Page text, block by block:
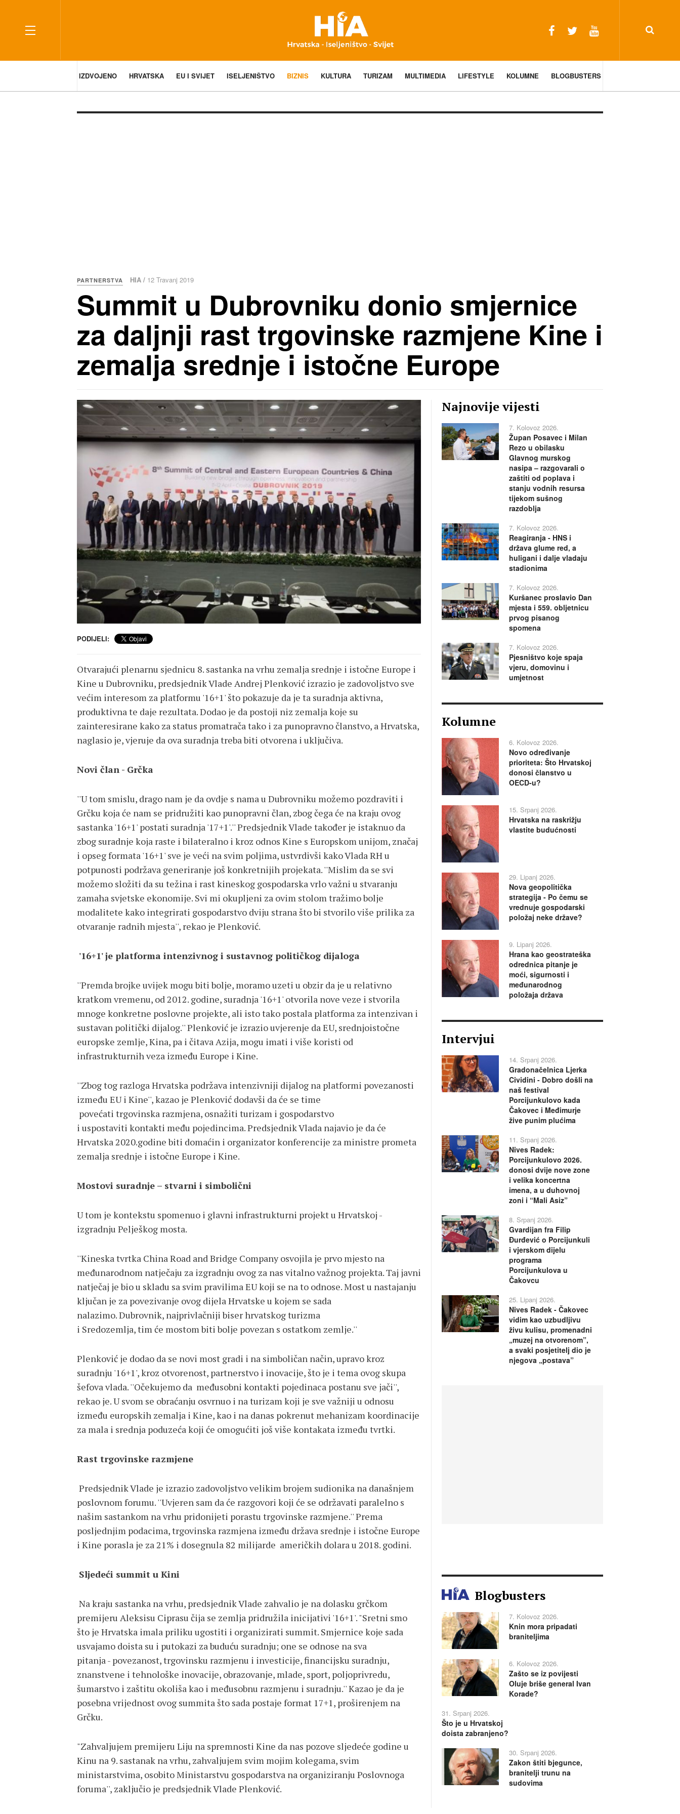
IZDVOJENO HRVATSKA EU I SVIJET ISELJENIŠTVO BIZNIS KULTURA TURIZAM MULTIMEDIA LIFESTYLE KOLUMNE BLOGBUSTERS
PARTNERSTVA HIA / 12 Travanj 2019
Summit u Dubrovniku donio smjernice
za daljnji rast trgovinske razmjene Kine i
zemalja srednje i istočne Europe
PODIJELI:
Otvarajući plenarnu sjednicu 8. sastanka na vrhu zemalja srednje i istočne Europe i
Kine u Dubrovniku, predsjednik Vlade Andrej Plenković izrazio je zadovoljstvo sve
većim interesom za platformu '16+1' što pokazuje da je ta suradnja aktivna,
produktivna te daje rezultata. Dodao je da postoji niz zemalja koje su
zainteresirane kako za status promatrača tako i za punopravno članstvo, a Hrvatska,
naglasio je, vjeruje da ova suradnja treba biti otvorena i uključiva.
Novi član - Grčka
''U tom smislu, drago nam je da ovdje s nama u Dubrovniku možemo pozdraviti i
Grčku koja će nam se pridružiti kao punopravni član, zbog čega će na kraju ovog
sastanka '16+1' postati suradnja '17+1'.'' Predsjednik Vlade također je istaknuo da
zbog suradnje koja raste i bilateralno i kroz odnos Kine s Europskom unijom, značaj
i opseg formata '16+1' sve je veći na svim poljima, ustvrdivši kako Vlada RH u
potpunosti podržava generiranje još konkretnijih projekata. ''Mislim da se svi
možemo složiti da su težina i rast kineskog gospodarska vrlo važni u stvaranju
zamaha svjetske ekonomije. Svi mi okupljeni za ovim stolom tražimo bolje
modalitete kako integrirati gospodarstvo dviju strana što bi stvorilo više prilika za
otvaranje radnih mjesta'', rekao je Plenković.
'16+1' je platforma intenzivnog i sustavnog političkog dijaloga
''Premda brojke uvijek mogu biti bolje, moramo uzeti u obzir da je u relativno
kratkom vremenu, od 2012. godine, suradnja '16+1' otvorila nove veze i stvorila
mnoge konkretne poslovne projekte, ali isto tako postala platforma za intenzivan i
sustavan politički dijalog.'' Plenković je izrazio uvjerenje da EU, srednjoistočne
europske zemlje, Kina, pa i čitava Azija, mogu imati i više koristi od
infrastrukturnih veza između Europe i Kine.
''Zbog tog razloga Hrvatska podržava intenzivniji dijalog na platformi povezanosti
između EU i Kine'', kazao je Plenković dodavši da će se time
povećati trgovinska razmjena, osnažiti turizam i gospodarstvo
i uspostaviti kontakti među pojedincima. Predsjednik Vlada najavio je da će
Hrvatska 2020.godine biti domaćin i organizator konferencije za ministre prometa
zemalja srednje i istočne Europe i Kine.
Mostovi suradnje – stvarni i simbolični
U tom je kontekstu spomenuo i glavni infrastrukturni projekt u Hrvatskoj -
izgradnju Pelješkog mosta.
''Kineska tvrtka China Road and Bridge Company osvojila je prvo mjesto na
međunarodnom natječaju za izgradnju ovog za nas vitalno važnog projekta. Taj javni
natječaj je bio u skladu sa svim pravilima EU koji se na to odnose. Most u nastajanju
ključan je za povezivanje ovog dijela Hrvatske u kojem se sada
nalazimo. Dubrovnik, najprivlačniji biser hrvatskog turizma
i Sredozemlja, tim će mostom biti bolje povezan s ostatkom zemlje.''
Plenković je dodao da se novi most gradi i na simboličan način, upravo kroz
suradnju '16+1', kroz otvorenost, partnerstvo i inovacije, što je i tema ovog skupa
šefova vlada. ''Očekujemo da međusobni kontakti pojedinaca postanu sve jači'',
rekao je. U svom se obraćanju osvrnuo i na turizam koji je sve važniji u odnosu
između europskih zemalja i Kine, kao i na danas pokrenut mehanizam koordinacije
za mala i srednja poduzeća koji će omogućiti još više kontakata između tvrtki.
Rast trgovinske razmjene
Predsjednik Vlade je izrazio zadovoljstvo velikim brojem sudionika na današnjem
poslovnom forumu. ''Uvjeren sam da će razgovori koji će se održavati paralelno s
našim sastankom na vrhu pridonijeti porastu trgovinske razmjene.'' Prema
posljednjim podacima, trgovinska razmjena između država srednje i istočne Europe
i Kine porasla je za 21% i dosegnula 82 milijarde američkih dolara u 2018. godini.
Sljedeći summit u Kini
Na kraju sastanka na vrhu, predsjednik Vlade zahvalio je na dolasku grčkom
premijeru Aleksisu Ciprasu čija se zemlja pridružila inicijativi '16+1'. "Sretni smo
što je Hrvatska imala priliku ugostiti i organizirati summit. Smjernice koje sada
usvajamo doista su i putokazi za buduću suradnju; one se odnose na sva
pitanja - povezanost, trgovinsku razmjenu i investicije, financijsku suradnju,
znanstvene i tehnološke inovacije, obrazovanje, mlade, sport, poljoprivredu,
šumarstvo i zaštitu okoliša kao i međusobnu razmjenu i suradnju.'' Kazao je da je
posebna vrijednost ovog summita što sada postaje format 17+1, proširenjem na
Grčku.
"Zahvaljujem premijeru Liju na spremnosti Kine da nas pozove sljedeće godine u
Kinu na 9. sastanak na vrhu, zahvaljujem svim mojim kolegama, svim
ministarstvima, osobito Ministarstvu gospodarstva na organiziranju Poslovnoga
foruma'', zaključio je predsjednik Vlade Plenković.
Najnovije vijesti
7. Kolovoz 2026.
Župan Posavec i Milan
Rezo u obilasku
Glavnog murskog
nasipa – razgovarali o
zaštiti od poplava i
stanju vodnih resursa
tijekom sušnog
razdoblja
7. Kolovoz 2026.
Reagiranja - HNS i
država glume red, a
huligani i dalje vladaju
stadionima
7. Kolovoz 2026.
Kuršanec proslavio Dan
mjesta i 559. obljetnicu
prvog pisanog
spomena
7. Kolovoz 2026.
Pjesništvo koje spaja
vjeru, domovinu i
umjetnost
Kolumne
6. Kolovoz 2026.
Novo određivanje
prioriteta: Što Hrvatskoj
donosi članstvo u
OECD-u?
15. Srpanj 2026.
Hrvatska na raskrižju
vlastite budućnosti
29. Lipanj 2026.
Nova geopolitička
strategija - Po čemu se
vrednuje gospodarski
položaj neke države?
9. Lipanj 2026.
Hrana kao geostrateška
odrednica pitanje je
moći, sigurnosti i
međunarodnog
položaja država
Intervjui
14. Srpanj 2026.
Gradonačelnica Ljerka
Cividini - Dobro došli na
naš festival
Porcijunkulovo kada
Čakovec i Međimurje
žive punim plućima
11. Srpanj 2026.
Nives Radek:
Porcijunkulovo 2026.
donosi dvije nove zone
i velika koncertna
imena, a u duhovnoj
zoni i “Mali Asiz”
8. Srpanj 2026.
Gvardijan fra Filip
Đurđević o Porcijunkuli
i vjerskom dijelu
programa
Porcijunkulova u
Čakovcu
25. Lipanj 2026.
Nives Radek - Čakovec
vidim kao uzbudljivu
živu kulisu, promenadni
„muzej na otvorenom”,
a svaki posjetitelj dio je
njegova „postava”
Blogbusters
7. Kolovoz 2026.
Knin mora pripadati
braniteljima
6. Kolovoz 2026.
Zašto se iz povijesti
Oluje briše general Ivan
Korade?
31. Srpanj 2026.
Što je u Hrvatskoj
doista zabranjeno?
30. Srpanj 2026.
Zakon štiti bjegunce,
branitelji trunu na
sudovima